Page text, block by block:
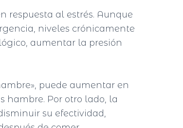
respuesta al estrés. Aunque
niveles crónicamente
aumentar la presión
puede aumentar en
hambre. Por otro lado, la
su efectividad,